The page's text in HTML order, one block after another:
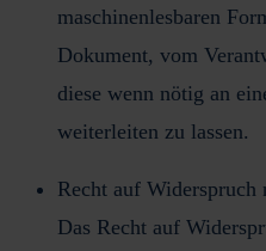
maschinenlesbaren
Dokument, vom
diese wenn nötig an
weiterleiten zu lassen.
Recht auf
Das Recht auf